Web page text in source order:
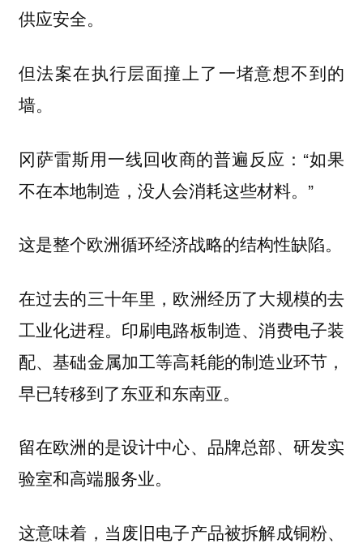
供应安全。
但法案在执行层面撞上了一堵意想不到的
墙。
冈萨雷斯用一线回收商的普遍反应：“如果
不在本地制造，没人会消耗这些材料。”
这是整个欧洲循环经济战略的结构性缺陷。
在过去的三十年里，欧洲经历了大规模的去
工业化进程。印刷电路板制造、消费电子装
配、基础金属加工等高耗能的制造业环节，
早已转移到了东亚和东南亚。
留在欧洲的是设计中心、品牌总部、研发实
验室和高端服务业。
这意味着，当废旧电子产品被拆解成铜粉、